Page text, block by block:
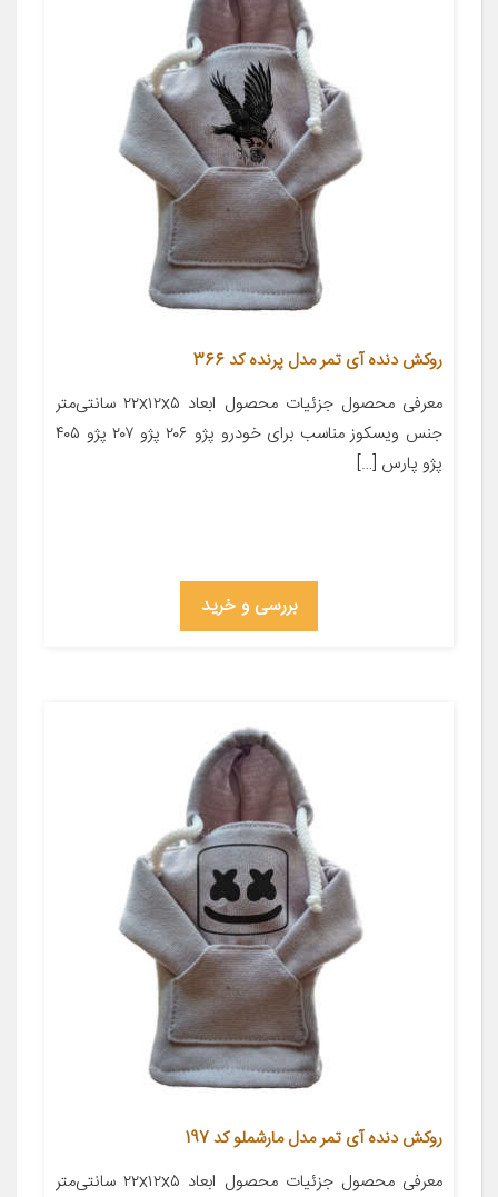
روکش دنده آی تمر مدل پرنده کد 366
معرفی محصول جزئیات محصول ابعاد ۲۲x۱۲x۵ سانتی‌متر
جنس ویسکوز مناسب برای خودرو پژو ۲۰۶ پژو ۲۰۷ پژو ۴۰۵
پژو پارس […]
بررسی و خرید
روکش دنده آی تمر مدل مارشملو کد 197
معرفی محصول جزئیات محصول ابعاد ۲۲x۱۲x۵ سانتی‌متر